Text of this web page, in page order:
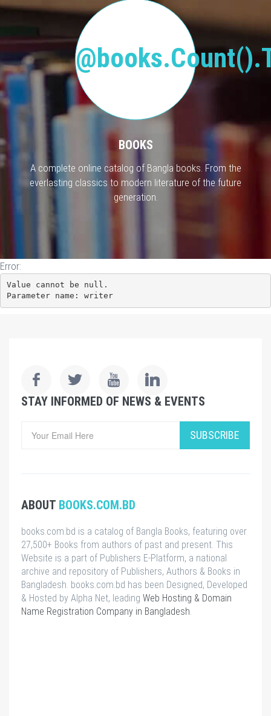
BOOKS
A complete online catalog of Bangla books. From the
everlasting classics to modern literature of the future
generation.
Error:
Value cannot be null.
Parameter name: writer
STAY INFORMED OF NEWS & EVENTS
SUBSCRIBE
ABOUT BOOKS.COM.BD
books.com.bd is a catalog of Bangla Books, featuring over
27,500+ Books from authors of past and present. This
Website is a part of Publishers E-Platform, a national
archive and repository of Publishers, Authors & Books in
Bangladesh. books.com.bd has been Designed, Developed
& Hosted by Alpha Net, leading Web Hosting & Domain
Name Registration Company in Bangladesh